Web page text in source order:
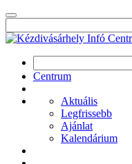
Centrum
Aktuális
Legfrissebb
Ajánlat
Kalendárium